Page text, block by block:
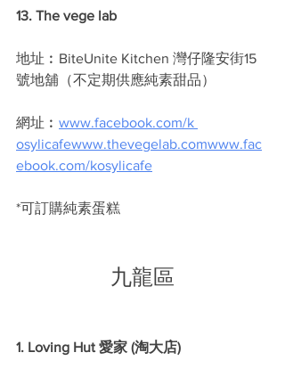
13. The vege lab
地址︰BiteUnite Kitchen 灣仔隆安街15
號地舖（不定期供應純素甜品）
網址︰ www.facebook.com/k
osylicafewww.thevegelab.comwww.fac
ebook.com/kosylicafe
*可訂購純素蛋糕
九龍區
1. Loving Hut 愛家 (淘大店)